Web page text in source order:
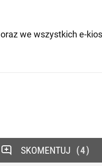
oraz we wszystkich e-
SKOMENTUJ 4